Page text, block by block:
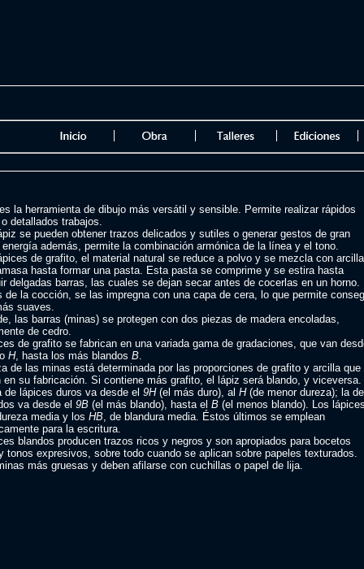
la herramienta de dibujo más versátil y sensible. Permite realizar rápidos
detallados trabajos.
se pueden obtener trazos delicados y sutiles o generar gestos de gran
además, permite la combinación armónica de la línea y el tono.
de grafito, el material natural se reduce a polvo y se mezcla con
hasta formar una pasta. Esta pasta se comprime y se estira hasta
delgadas barras, las cuales se dejan secar antes de cocerlas en un horno.
de la cocción, se las impregna con una capa de cera, lo que permite
suaves.
las barras (minas) se protegen con dos piezas de madera encoladas,
de cedro.
de grafito se fabrican en una variada gama de gradaciones, que van
H, hasta los más blandos B.
de las minas está determinada por las proporciones de grafito y arcilla que
en su fabricación. Si contiene más grafito, el lápiz será blando, y viceversa.
de lápices duros va desde el 9H(el más duro), al H(de menor dureza); la de
va desde el 9B (el más blando), hasta el B (el menos blando). Los
media y los HB, de blandura media. Éstos últimos se emplean
para la escritura.
blandos producen trazos ricos y negros y son apropiados para bocetos
tonos expresivos, sobre todo cuando se aplican sobre papeles texturados.
más gruesas y deben afilarse con cuchillas o papel de lija.